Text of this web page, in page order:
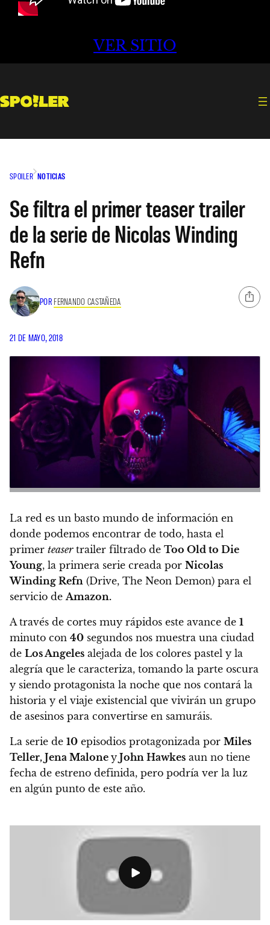
VER SITIO
SPOILER NOTICIAS
Se filtra el primer teaser trailer
de la serie de Nicolas Winding
Refn
POR FERNANDO CASTAÑEDA
21 DE MAYO, 2018
La red es un basto mundo de información en
donde podemos encontrar de todo, hasta el
primer teasertrailer filtrado de Too Old to Die
Young, la primera serie creada por Nicolas
Winding Refn (Drive, The Neon Demon) para el
servicio de Amazon.
A través de cortes muy rápidos este avance de 1
minuto con 40 segundos nos muestra una ciudad
de Los Angeles alejada de los colores pastel y la
alegría que le caracteriza, tomando la parte oscura
y siendo protagonista la noche que nos contará la
historia y el viaje existencial que vivirán un grupo
de asesinos para convertirse en samuráis.
La serie de 10 episodios protagonizada por Miles
Teller, Jena Malone y John Hawkes aun no tiene
fecha de estreno definida, pero podría ver la luz
en algún punto de este año.